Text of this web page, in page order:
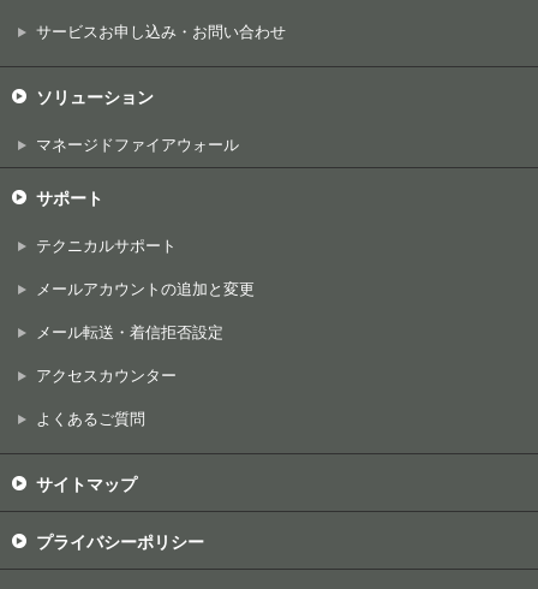
サービスお申し込み・お問い合わせ
ソリューション
マネージドファイアウォール
サポート
テクニカルサポート
メールアカウントの追加と変更
メール転送・着信拒否設定
アクセスカウンター
よくあるご質問
サイトマップ
プライバシーポリシー